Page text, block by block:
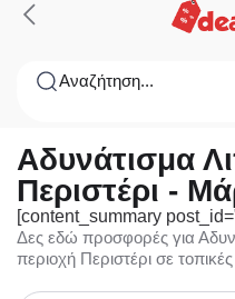
Αναζήτηση...
Αδυνάτισμα
Περιστέρι -
[content_summary
Δες εδώ προσφορές για
περιοχή Περιστέρι σε